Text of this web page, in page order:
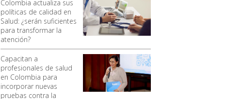
Colombia actualiza sus
políticas de calidad en
Salud: ¿serán suficientes
para transformar la
atención?
Capacitan a
profesionales de salud
en Colombia para
incorporar nuevas
pruebas contra la